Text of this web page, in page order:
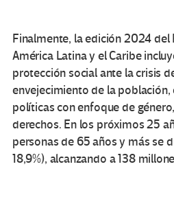
Finalmente, la edición 2024 del
América Latina y el Caribe
protección social ante la crisis
envejecimiento de la
políticas con enfoque de
derechos. En los próximos 25
personas de 65 años y más se
18,9%), alcanzando a 138